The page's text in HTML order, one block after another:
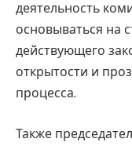
деятельность
основываться на
действующего
открытости и
процесса.
Также